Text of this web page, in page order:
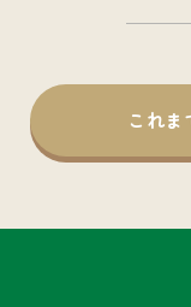
これ